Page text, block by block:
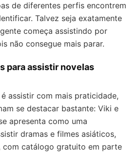
de diferentes perfis encontrem
Talvez seja exatamente
começa assistindo por
não consegue mais parar.
para assistir novelas
assistir com mais praticidade,
se destacar bastante: Viki e
apresenta como uma
dramas e filmes asiáticos,
com catálogo gratuito em parte